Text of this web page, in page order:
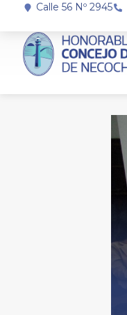
Calle 56 Nº 2945